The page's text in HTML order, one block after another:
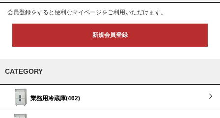
会員登録をすると便利なマイページをご利用いただけます。
新規会員登録
CATEGORY
業務用冷蔵庫(462)